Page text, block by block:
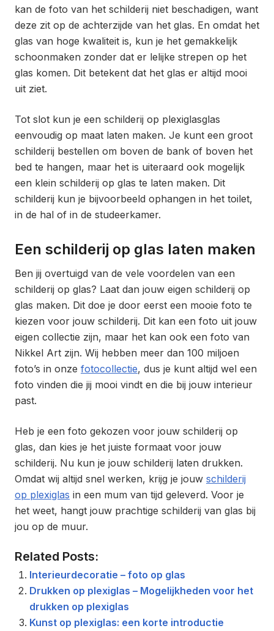
kan de foto van het schilderij niet beschadigen, want
deze zit op de achterzijde van het glas. En omdat het
glas van hoge kwaliteit is, kun je het gemakkelijk
schoonmaken zonder dat er lelijke strepen op het
glas komen. Dit betekent dat het glas er altijd mooi
uit ziet.
Tot slot kun je een schilderij op plexiglasglas
eenvoudig op maat laten maken. Je kunt een groot
schilderij bestellen om boven de bank of boven het
bed te hangen, maar het is uiteraard ook mogelijk
een klein schilderij op glas te laten maken. Dit
schilderij kun je bijvoorbeeld ophangen in het toilet,
in de hal of in de studeerkamer.
Een schilderij op glas laten maken
Ben jij overtuigd van de vele voordelen van een
schilderij op glas? Laat dan jouw eigen schilderij op
glas maken. Dit doe je door eerst een mooie foto te
kiezen voor jouw schilderij. Dit kan een foto uit jouw
eigen collectie zijn, maar het kan ook een foto van
Nikkel Art zijn. Wij hebben meer dan 100 miljoen
foto’s in onze fotocollectie, dus je kunt altijd wel een
foto vinden die jij mooi vindt en die bij jouw interieur
past.
Heb je een foto gekozen voor jouw schilderij op
glas, dan kies je het juiste formaat voor jouw
schilderij. Nu kun je jouw schilderij laten drukken.
Omdat wij altijd snel werken, krijg je jouw schilderij
op plexiglas in een mum van tijd geleverd. Voor je
het weet, hangt jouw prachtige schilderij van glas bij
jou op de muur.
Related Posts:
Interieurdecoratie – foto op glas
Drukken op plexiglas – Mogelijkheden voor het
drukken op plexiglas
Kunst op plexiglas: een korte introductie